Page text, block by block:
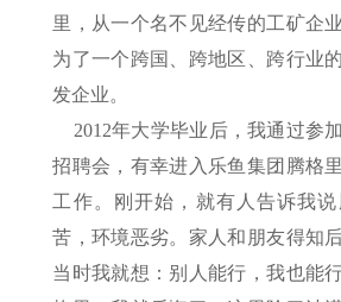
里，从一个名不见经传的工矿企
为了一个跨国、跨地区、跨行业
发企业。
2012年大学毕业后，我通过参
招聘会，有幸进入乐鱼集团腾格
工作。刚开始，就有人告诉我
苦，环境恶劣。家人和朋友得知
当时我就想：别人能行，我也能